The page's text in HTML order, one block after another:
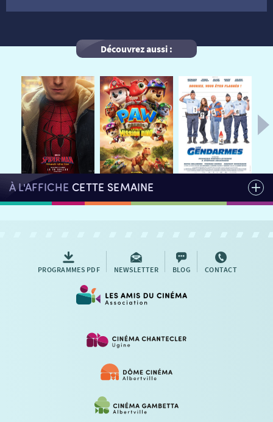
AUTRES RENDEZ-VOUS
NOUS CONTACTER
Découvrez aussi :
À L'AFFICHE CETTE SEMAINE
PROGRAMMES PDF NEWSLETTER BLOG CONTACT